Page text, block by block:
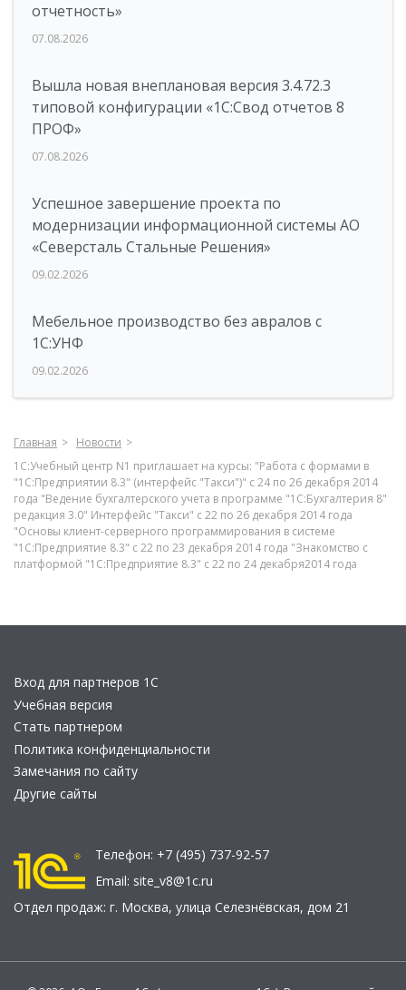
отчетность»
07.08.2026
Вышла новая внеплановая версия 3.4.72.3
типовой конфигурации «1C:Свод отчетов 8
ПРОФ»
07.08.2026
Успешное завершение проекта по
модернизации информационной системы АО
«Северсталь Стальные Решения»
09.02.2026
Мебельное производство без авралов с
1С:УНФ
09.02.2026
Главная
Новости
1С:Учебный центр N1 приглашает на курсы: "Работа с формами в
"1С:Предприятии 8.3" (интерфейс "Такси")" с 24 по 26 декабря 2014
года "Ведение бухгалтерского учета в программе "1С:Бухгалтерия 8"
редакция 3.0" Интерфейс "Такси" с 22 по 26 декабря 2014 года
"Основы клиент-серверного программирования в системе
"1С:Предприятие 8.3" с 22 по 23 декабря 2014 года "Знакомство с
платформой "1C:Предприятие 8.3" с 22 по 24 декабря2014 года
Вход для партнеров 1С
Учебная версия
Стать партнером
Политика конфиденциальности
Замечания по сайту
Другие сайты
Телефон: +7 (495) 737-92-57
Email: site_v8@1c.ru
Отдел продаж: г. Москва, улица Селезнёвская, дом 21